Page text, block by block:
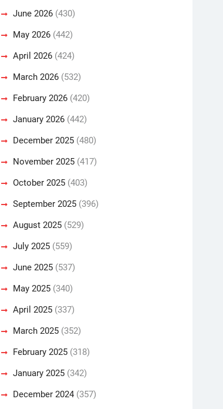
June 2026 (430)
May 2026 (442)
April 2026 (424)
March 2026 (532)
February 2026 (420)
January 2026 (442)
December 2025 (480)
November 2025 (417)
October 2025 (403)
September 2025 (396)
August 2025 (529)
July 2025 (559)
June 2025 (537)
May 2025 (340)
April 2025 (337)
March 2025 (352)
February 2025 (318)
January 2025 (342)
December 2024 (357)